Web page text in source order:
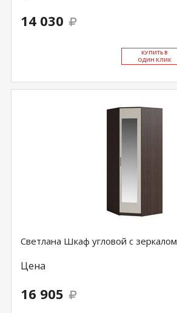
14 030
КУ­ПИТЬ В
ОДИН КЛИК
Светлана Шкаф угловой с зеркалом
Цена
16 905